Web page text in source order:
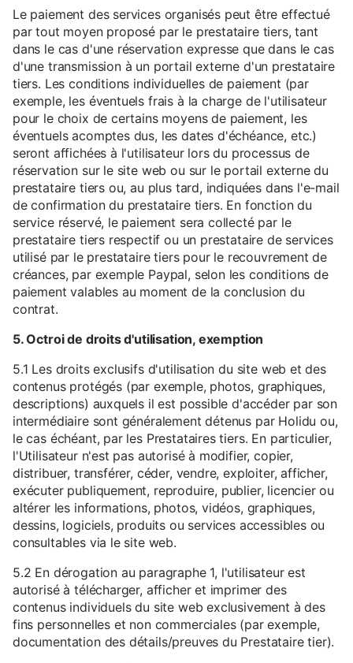
Le paiement des services organisés peut être effectué
par tout moyen proposé par le prestataire tiers, tant
dans le cas d'une réservation expresse que dans le cas
d'une transmission à un portail externe d'un prestataire
tiers. Les conditions individuelles de paiement (par
exemple, les éventuels frais à la charge de l'utilisateur
pour le choix de certains moyens de paiement, les
éventuels acomptes dus, les dates d'échéance, etc.)
seront affichées à l'utilisateur lors du processus de
réservation sur le site web ou sur le portail externe du
prestataire tiers ou, au plus tard, indiquées dans l'e-mail
de confirmation du prestataire tiers. En fonction du
service réservé, le paiement sera collecté par le
prestataire tiers respectif ou un prestataire de services
utilisé par le prestataire tiers pour le recouvrement de
créances, par exemple Paypal, selon les conditions de
paiement valables au moment de la conclusion du
contrat.
5. Octroi de droits d'utilisation, exemption
5.1 Les droits exclusifs d'utilisation du site web et des
contenus protégés (par exemple, photos, graphiques,
descriptions) auxquels il est possible d'accéder par son
intermédiaire sont généralement détenus par Holidu ou,
le cas échéant, par les Prestataires tiers. En particulier,
l'Utilisateur n'est pas autorisé à modifier, copier,
distribuer, transférer, céder, vendre, exploiter, afficher,
exécuter publiquement, reproduire, publier, licencier ou
altérer les informations, photos, vidéos, graphiques,
dessins, logiciels, produits ou services accessibles ou
consultables via le site web.
5.2 En dérogation au paragraphe 1, l'utilisateur est
autorisé à télécharger, afficher et imprimer des
contenus individuels du site web exclusivement à des
fins personnelles et non commerciales (par exemple,
documentation des détails/preuves du Prestataire tier).